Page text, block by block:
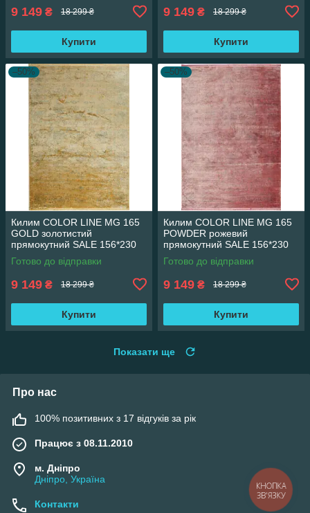
9 149 ₴ 18 299 ₴
Купити
9 149 ₴ 18 299 ₴
Купити
–50%
Килим COLOR LINE MG 165
GOLD золотистий
прямокутний SALE 156*230
см
Готово до відправки
9 149 ₴ 18 299 ₴
Купити
–50%
Килим COLOR LINE MG 165
POWDER рожевий
прямокутний SALE 156*230
см
Готово до відправки
9 149 ₴ 18 299 ₴
Купити
Показати ще
Про нас
100% позитивних з 17 відгуків за рік
Працює з 08.11.2010
м. Дніпро
Дніпро, Україна
Контакти
КНОПКА
ЗВ'ЯЗКУ